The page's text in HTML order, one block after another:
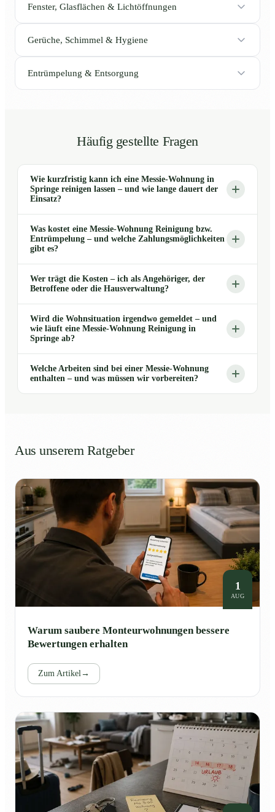
Fenster, Glasflächen & Lichtöffnungen
Gerüche, Schimmel & Hygiene
Entrümpelung & Entsorgung
Häufig gestellte Fragen
Wie kurzfristig kann ich eine Messie-Wohnung in
Springe reinigen lassen – und wie lange dauert der
Einsatz?
Was kostet eine Messie-Wohnung Reinigung bzw.
Entrümpelung – und welche Zahlungsmöglichkeiten
gibt es?
Wer trägt die Kosten – ich als Angehöriger, der
Betroffene oder die Hausverwaltung?
Wird die Wohnsituation irgendwo gemeldet – und
wie läuft eine Messie-Wohnung Reinigung in
Springe ab?
Welche Arbeiten sind bei einer Messie-Wohnung
enthalten – und was müssen wir vorbereiten?
Aus unserem Ratgeber
1
AUG
Warum saubere Monteurwohnungen bessere
Bewertungen erhalten
Zum Artikel→